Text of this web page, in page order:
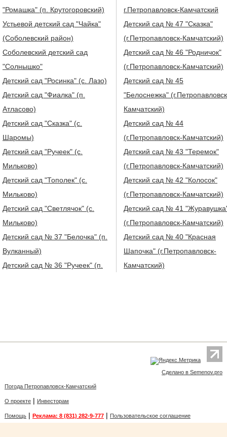
"Ромашка" (п. Крутогоровский)
Устьевой детский сад "Чайка"
(Соболевский район)
Соболевский детский сад
"Солнышко"
Детский сад "Росинка" (с. Лазо)
Детский сад "Фиалка" (п.
Атласово)
Детский сад "Сказка" (с.
Шаромы)
Детский сад "Ручеек" (с.
Мильково)
Детский сад "Тополек" (с.
Мильково)
Детский сад "Светлячок" (с.
Мильково)
Детский сад № 37 "Белочка" (п.
Вулканный)
Детский сад № 36 "Ручеек" (п.
г.Петропавловск-Камчатский
Детский сад № 47 "Сказка"
(г.Петропавловск-Камчатский)
Детский сад № 46 "Родничок"
(г.Петропавловск-Камчатский)
Детский сад № 45
"Белоснежка"
Камчатский)
Детский сад № 44
(г.Петропавловск-Камчатский)
Детский сад № 43 "Теремок"
(г.Петропавловск-Камчатский)
Детский сад № 42 "Колосок"
(г.Петропавловск-Камчатский)
Детский сад № 41
(г.Петропавловск-Камчатский)
Детский сад № 40 "Красная
Шапочка" (г.Петропавловск-
Камчатский)
Сделано в Semenov.pro
Погода Петропавловск-Камчатский
О проекте| Инвесторам
Помощь| Реклама: 8 (831) 282-9-777| Пользовательское соглашение